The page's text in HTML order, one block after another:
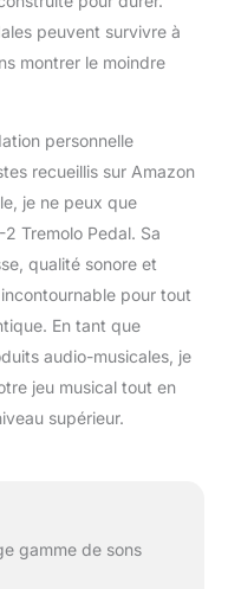
peuvent survivre à
montrer le moindre
personnelle
recueillis sur Amazon
je ne peux que
Tremolo Pedal. Sa
qualité sonore et
pour tout
En tant que
audio-musicales, je
jeu musical tout en
supérieur.
gamme de sons